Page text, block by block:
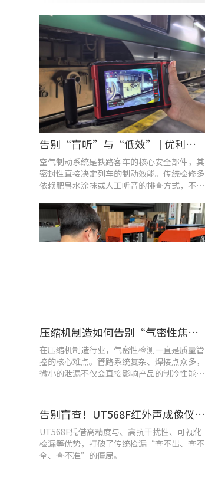
告别“盲听”与“低效” | 优利德智能检测方案助力铁路运维检修提质增效
空气制动系统是铁路客车的核心安全部件，其
密封性直接决定列车的制动效能。传统检修多
依赖肥皂水涂抹或人工听音的排查方式，不仅
压缩机制造如何告别“气密性焦虑”?UT568F红外声热成像仪实战揭秘
在压缩机制造行业，气密性检测一直是质量管
控的核心难点。管路系统复杂、焊接点众多，
微小的泄漏不仅会直接影响产品的制冷性能和
告别盲查！UT568F红外声成像仪，让汽车智造车间气体泄漏检测更智能高效
UT568F凭借高精度与、高抗干扰性、可视化
检漏等优势，打破了传统检漏“查不出、查不
全、查不准”的僵局。